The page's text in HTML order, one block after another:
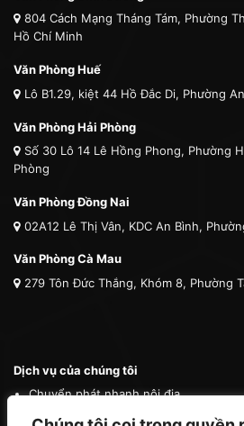
804 Cách Mạng Tháng Tám, Phường
Hồ Chí Minh
Văn Phòng Huế
Lô B1.29, kiệt 44 Hồ Đắc Di, Phường
Văn Phòng Hải Phòng
Số 30 Lô 14 Lê Hồng Phong, Phường
Phòng
Văn Phòng Đồng Nai
02A12 Lê Thị Vân, KDC An Bình,
Văn Phòng Cà Mau
279 Tôn Đức Thắng, Khóm 8, Phường
Dịch vụ của chúng tôi
Chuyển phát nhanh nội địa
Chuyển phát nhanh quốc tế